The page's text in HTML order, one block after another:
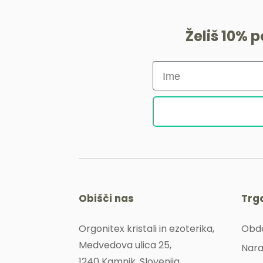
Želiš 10%
Obišči nas
Orgonitex kristali in ezoterika,
Medvedova ulica 25,